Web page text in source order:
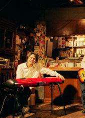
イベント・グ
YouTube
会社情報